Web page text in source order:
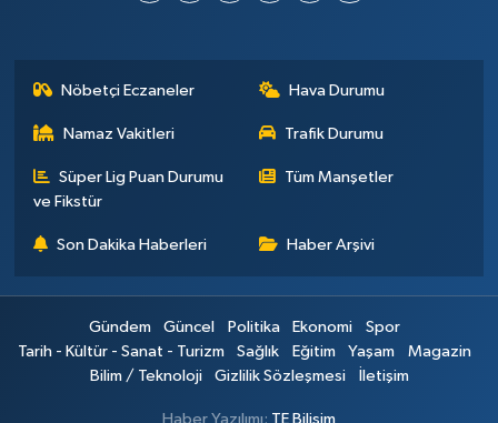
Nöbetçi Eczaneler Hava Durumu
Namaz Vakitleri Trafik Durumu
Süper Lig Puan Durumu
ve Fikstür
Tüm Manşetler
Son Dakika Haberleri Haber Arşivi
Gündem Güncel Politika Ekonomi
Spor
Tarih - Kültür - Sanat - Turizm
Sağlık Eğitim Yaşam
Magazin
Bilim / Teknoloji
Gizlilik Sözleşmesi İletişim
Haber Yazılımı: TE Bilişim